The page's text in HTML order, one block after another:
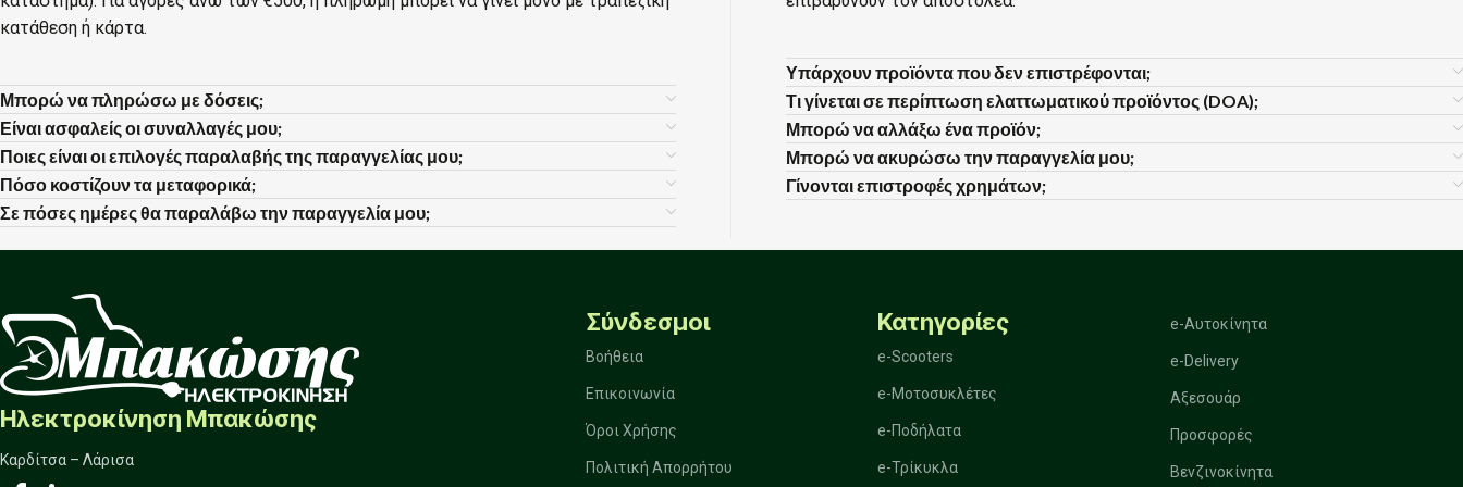
κατάθεση ή κάρτα.
Μπορώ να πληρώσω με δόσεις;
Είναι ασφαλείς οι συναλλαγές μου;
Ποιες είναι οι επιλογές παραλαβής της παραγγελίας μου;
Πόσο κοστίζουν τα μεταφορικά;
Σε πόσες ημέρες θα παραλάβω την παραγγελία μου;
Υπάρχουν προϊόντα που δεν επιστρέφονται;
Τι γίνεται σε περίπτωση ελαττωματικού προϊόντος (DOA);
Μπορώ να αλλάξω ένα προϊόν;
Μπορώ να ακυρώσω την παραγγελία μου;
Γίνονται επιστροφές χρημάτων;
Ηλεκτροκίνηση Μπακώσης
Καρδίτσα – Λάρισα
Σύνδεσμοι
Βοήθεια
Επικοινωνία
Όροι Χρήσης
Πολιτική Απορρήτου
Κατηγορίες
e-Scooters
e-Μοτοσυκλέτες
e-Ποδήλατα
e-Τρίκυκλα
e-Αυτοκίνητα
e-Delivery
Αξεσουάρ
Προσφορές
Βενζινοκίνητα